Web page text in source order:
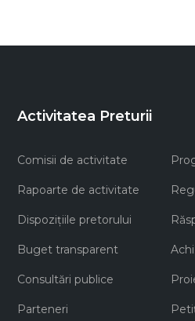
Activitatea Preturii
Comisii de activitate
Rapoarte de activitate
Dispozițiile pretorului
Buget transparent
Consultări publice
Parteneri